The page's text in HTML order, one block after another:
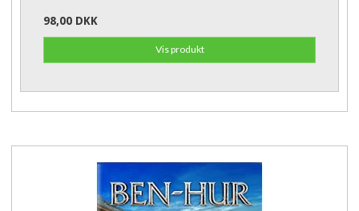
98,00 DKK
Vis produkt